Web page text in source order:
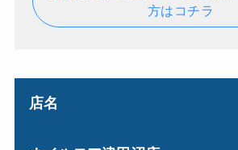
方はコチラ
店名